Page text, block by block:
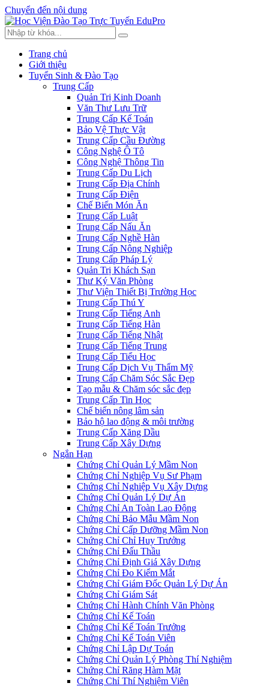
Chuyển đến nội dung
Trang chủ
Giới thiệu
Tuyển Sinh & Đào Tạo
Trung Cấp
Quản Trị Kinh Doanh
Văn Thư Lưu Trữ
Trung Cấp Kế Toán
Bảo Vệ Thực Vật
Trung Cấp Cầu Đường
Công Nghệ Ô Tô
Công Nghệ Thông Tin
Trung Cấp Du Lịch
Trung Cấp Địa Chính
Trung Cấp Điện
Chế Biến Món Ăn
Trung Cấp Luật
Trung Cấp Nấu Ăn
Trung Cấp Nghề Hàn
Trung Cấp Nông Nghiệp
Trung Cấp Pháp Lý
Quản Trị Khách Sạn
Thư Ký Văn Phòng
Thư Viện Thiết Bị Trường Học
Trung Cấp Thú Y
Trung Cấp Tiếng Anh
Trung Cấp Tiếng Hàn
Trung Cấp Tiếng Nhật
Trung Cấp Tiếng Trung
Trung Cấp Tiểu Học
Trung Cấp Dịch Vụ Thẩm Mỹ
Trung Cấp Chăm Sóc Sắc Đẹp
Tạo mẫu & Chăm sóc sắc đẹp
Trung Cấp Tin Học
Chế biến nông lâm sản
Bảo hộ lao động & môi trường
Trung Cấp Xăng Dầu
Trung Cấp Xây Dựng
Ngắn Hạn
Chứng Chỉ Quản Lý Mầm Non
Chứng Chỉ Nghiệp Vụ Sư Phạm
Chứng Chỉ Nghiệp Vụ Xây Dựng
Chứng Chỉ Quản Lý Dự Án
Chứng Chỉ An Toàn Lao Động
Chứng Chỉ Bảo Mẫu Mầm Non
Chứng Chỉ Cấp Dưỡng Mầm Non
Chứng Chỉ Chỉ Huy Trưởng
Chứng Chỉ Đấu Thầu
Chứng Chỉ Định Giá Xây Dựng
Chứng Chỉ Đo Kiểm Mắt
Chứng Chỉ Giám Đốc Quản Lý Dự Án
Chứng Chỉ Giám Sát
Chứng Chỉ Hành Chính Văn Phòng
Chứng Chỉ Kế Toán
Chứng Chỉ Kế Toán Trưởng
Chứng Chỉ Kế Toán Viên
Chứng Chỉ Lập Dự Toán
Chứng Chỉ Quản Lý Phòng Thí Nghiệm
Chứng Chỉ Răng Hàm Mặt
Chứng Chỉ Thí Nghiệm Viên